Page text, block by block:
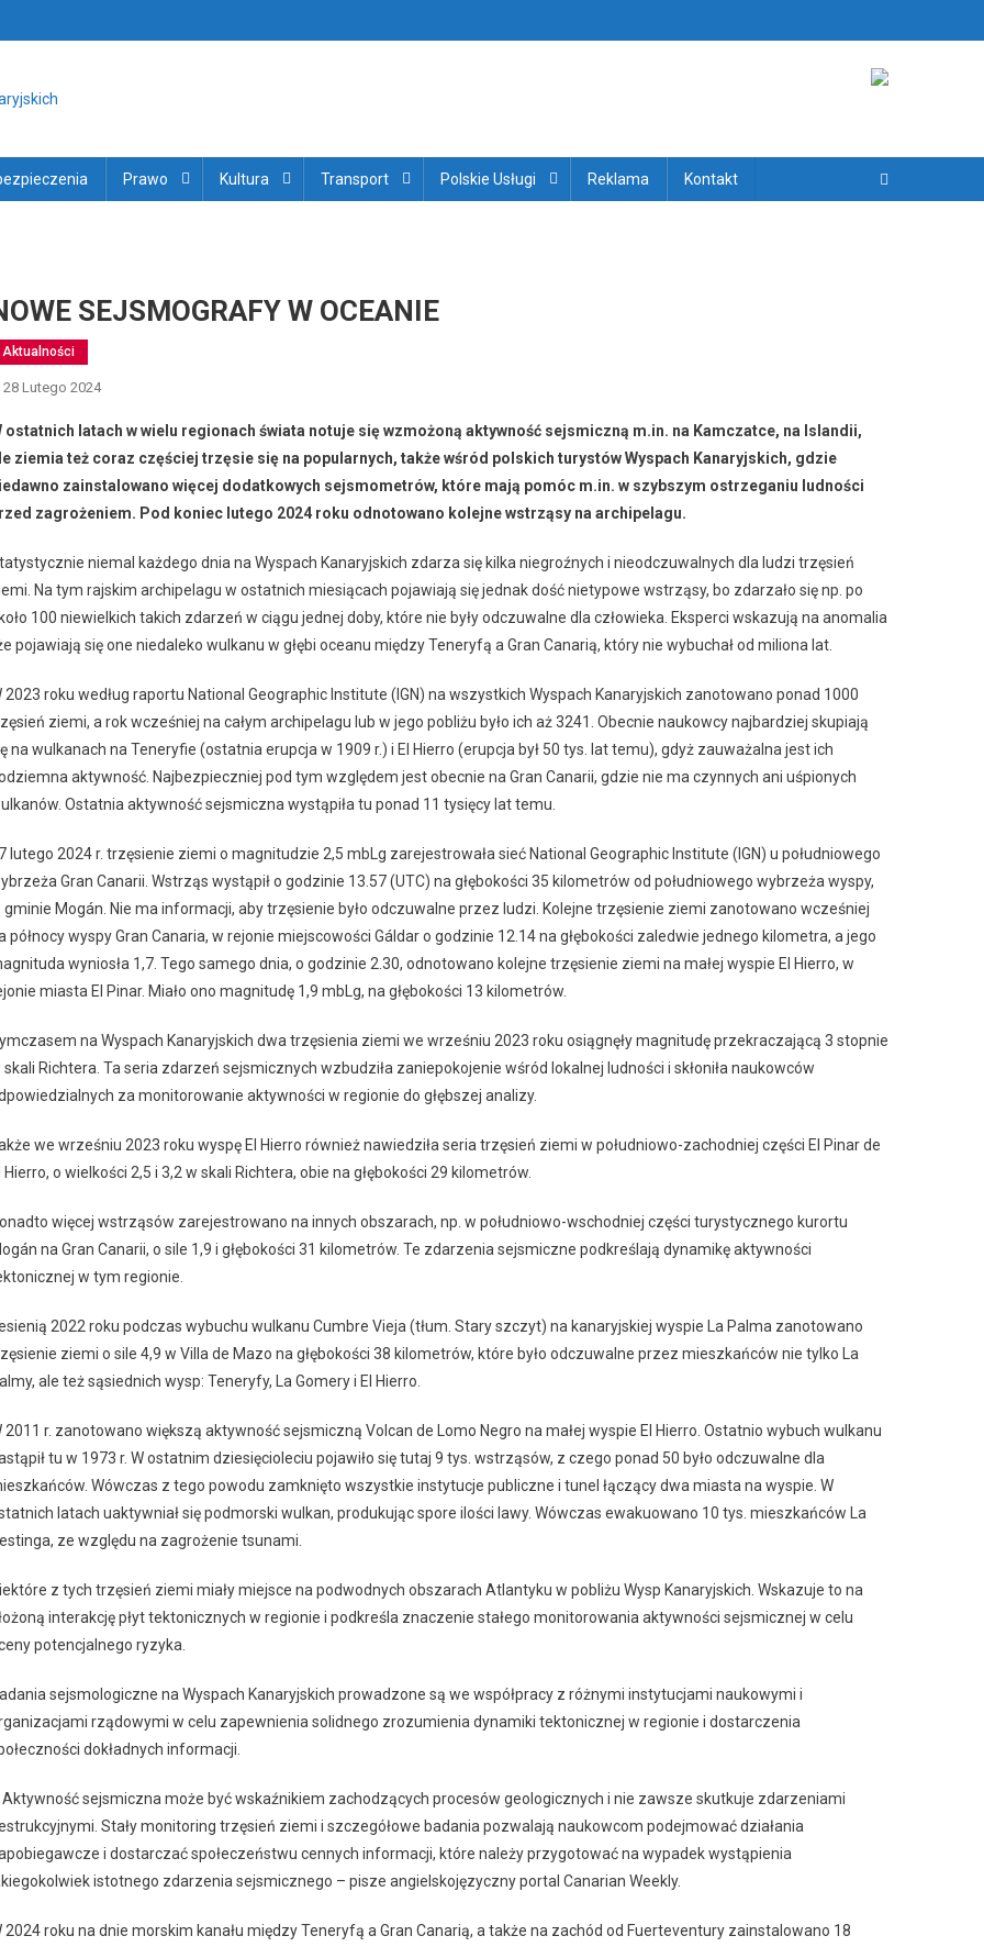
Prawo Kultura Transport Polskie Usługi Reklama Kontakt
SEJSMOGRAFY W OCEANIE
Aktualności
28 Lutego 2024
ostatnich latach w wielu regionach świata notuje się wzmożoną aktywność sejsmiczną m.in. na Kamczatce, na Islandii,
ziemia też coraz częściej trzęsie się na popularnych, także wśród polskich turystów Wyspach Kanaryjskich, gdzie
zainstalowano więcej dodatkowych sejsmometrów, które mają pomóc m.in. w szybszym ostrzeganiu ludności
zagrożeniem. Pod koniec lutego 2024 roku odnotowano kolejne wstrząsy na archipelagu.
niemal każdego dnia na Wyspach Kanaryjskich zdarza się kilka niegroźnych i nieodczuwalnych dla ludzi trzęsień
Na tym rajskim archipelagu w ostatnich miesiącach pojawiają się jednak dość nietypowe wstrząsy, bo zdarzało się np. po
100 niewielkich takich zdarzeń w ciągu jednej doby, które nie były odczuwalne dla człowieka. Eksperci wskazują na anomalia
pojawiają się one niedaleko wulkanu w głębi oceanu między Teneryfą a Gran Canarią, który nie wybuchał od miliona lat.
2023 roku według raportu National Geographic Institute (IGN) na wszystkich Wyspach Kanaryjskich zanotowano ponad 1000
ziemi, a rok wcześniej na całym archipelagu lub w jego pobliżu było ich aż 3241. Obecnie naukowcy najbardziej skupiają
na wulkanach na Teneryfie (ostatnia erupcja w 1909 r.) i El Hierro (erupcja był 50 tys. lat temu), gdyż zauważalna jest ich
aktywność. Najbezpieczniej pod tym względem jest obecnie na Gran Canarii, gdzie nie ma czynnych ani uśpionych
Ostatnia aktywność sejsmiczna wystąpiła tu ponad 11 tysięcy lat temu.
lutego 2024 r. trzęsienie ziemi o magnitudzie 2,5 mbLg zarejestrowała sieć National Geographic Institute (IGN) u południowego
Gran Canarii. Wstrząs wystąpił o godzinie 13.57 (UTC) na głębokości 35 kilometrów od południowego wybrzeża wyspy,
gminie Mogán. Nie ma informacji, aby trzęsienie było odczuwalne przez ludzi. Kolejne trzęsienie ziemi zanotowano wcześniej
północy wyspy Gran Canaria, w rejonie miejscowości Gáldar o godzinie 12.14 na głębokości zaledwie jednego kilometra, a jego
wyniosła 1,7. Tego samego dnia, o godzinie 2.30, odnotowano kolejne trzęsienie ziemi na małej wyspie El Hierro, w
miasta El Pinar. Miało ono magnitudę 1,9 mbLg, na głębokości 13 kilometrów.
na Wyspach Kanaryjskich dwa trzęsienia ziemi we wrześniu 2023 roku osiągnęły magnitudę przekraczającą 3 stopnie
skali Richtera. Ta seria zdarzeń sejsmicznych wzbudziła zaniepokojenie wśród lokalnej ludności i skłoniła naukowców
za monitorowanie aktywności w regionie do głębszej analizy.
we wrześniu 2023 roku wyspę El Hierro również nawiedziła seria trzęsień ziemi w południowo-zachodniej części El Pinar de
Hierro, o wielkości 2,5 i 3,2 w skali Richtera, obie na głębokości 29 kilometrów.
więcej wstrząsów zarejestrowano na innych obszarach, np. w południowo-wschodniej części turystycznego kurortu
na Gran Canarii, o sile 1,9 i głębokości 31 kilometrów. Te zdarzenia sejsmiczne podkreślają dynamikę aktywności
w tym regionie.
2022 roku podczas wybuchu wulkanu Cumbre Vieja (tłum. Stary szczyt) na kanaryjskiej wyspie La Palma zanotowano
ziemi o sile 4,9 w Villa de Mazo na głębokości 38 kilometrów, które było odczuwalne przez mieszkańców nie tylko La
ale też sąsiednich wysp: Teneryfy, La Gomery i El Hierro.
2011 r. zanotowano większą aktywność sejsmiczną Volcan de Lomo Negro na małej wyspie El Hierro. Ostatnio wybuch wulkanu
tu w 1973 r. W ostatnim dziesięcioleciu pojawiło się tutaj 9 tys. wstrząsów, z czego ponad 50 było odczuwalne dla
Wówczas z tego powodu zamknięto wszystkie instytucje publiczne i tunel łączący dwa miasta na wyspie. W
latach uaktywniał się podmorski wulkan, produkując spore ilości lawy. Wówczas ewakuowano 10 tys. mieszkańców La
ze względu na zagrożenie tsunami.
z tych trzęsień ziemi miały miejsce na podwodnych obszarach Atlantyku w pobliżu Wysp Kanaryjskich. Wskazuje to na
interakcję płyt tektonicznych w regionie i podkreśla znaczenie stałego monitorowania aktywności sejsmicznej w celu
potencjalnego ryzyka.
sejsmologiczne na Wyspach Kanaryjskich prowadzone są we współpracy z różnymi instytucjami naukowymi i
rządowymi w celu zapewnienia solidnego zrozumienia dynamiki tektonicznej w regionie i dostarczenia
dokładnych informacji.
Aktywność sejsmiczna może być wskaźnikiem zachodzących procesów geologicznych i nie zawsze skutkuje zdarzeniami
Stały monitoring trzęsień ziemi i szczegółowe badania pozwalają naukowcom podejmować działania
i dostarczać społeczeństwu cennych informacji, które należy przygotować na wypadek wystąpienia
istotnego zdarzenia sejsmicznego – pisze angielskojęzyczny portal Canarian Weekly.
2024 roku na dnie morskim kanału między Teneryfą a Gran Canarią, a także na zachód od Fuerteventury zainstalowano 18